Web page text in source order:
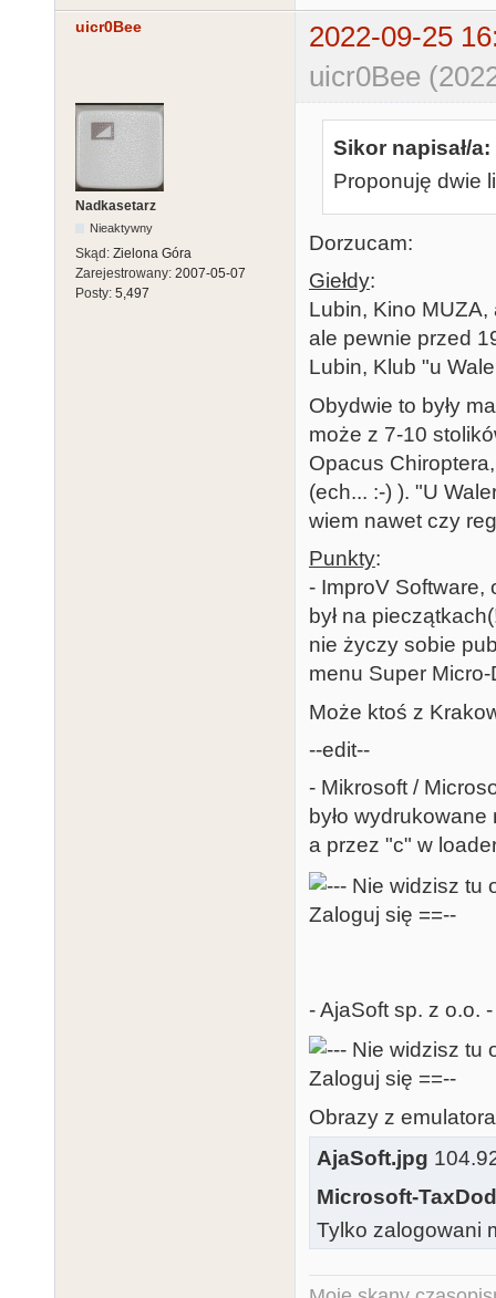
uicr0Bee
2022-09-25
uicr0Bee
Nadkasetarz
Nieaktywny
Skąd: Zielona Góra
Zarejestrowany: 2007-05-07
Posty: 5,497
Sikor napisał/a:
Proponuję dwie
Dorzucam:
Giełdy:
Lubin, Kino
ale pewnie przed
Lubin, Klub "u
Obydwie to były
może z 7-10
Opacus
(ech... :-) ). "U
wiem nawet czy
Punkty:
- ImproV Software,
był na
nie życzy sobie
menu Super
Może ktoś z
--edit--
- Mikrosoft /
było
a przez "c" w
- AjaSoft sp. z o.o.
Obrazy z
AjaSoft.jpg
Microsoft-
Tylko zalogowani